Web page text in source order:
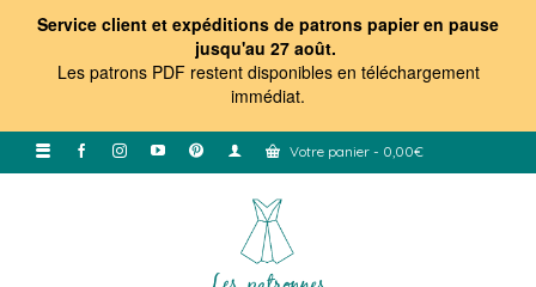
Service client et expéditions de patrons papier en pause
jusqu'au 27 août.
Les patrons PDF restent disponibles en téléchargement
immédiat.
Votre panier - 0,00€